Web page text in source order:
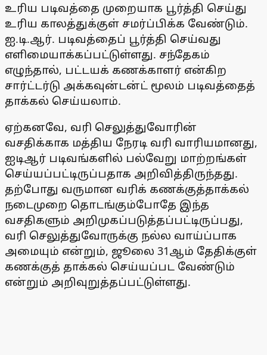
உரிய படிவத்தை முறையாக பூர்த்தி செய்து
உரிய காலத்துக்குள் சமர்ப்பிக்க வேண்டும்.
ஐ.டி.ஆர். படிவத்தைப் பூர்த்தி செய்வது
எளிமையாக்கப்பட்டுள்ளது. சந்தேகம்
எழுந்தால், பட்டயக் கணக்காளர் என்கிற
சார்ட்டர்டு அக்கவுன்டன்ட் மூலம் படிவத்தைத்
தாக்கல் செய்யலாம்.
ஏற்கனவே, வரி செலுத்துவோரின்
வசதிக்காக மத்திய நேரடி வரி வாரியமானது,
ஐடிஆர் படிவங்களில் பல்வேறு மாற்றங்கள்
செய்யப்பட்டிருப்பதாக அறிவித்திருந்தது.
தற்போது வருமான வரிக் கணக்குத்தாக்கல்
நடைமுறை தொடங்கும்போதே இந்த
வசதிகளும் அறிமுகப்படுத்தப்பட்டிருப்பது,
வரி செலுத்துவோருக்கு நல்ல வாய்ப்பாக
அமையும் என்றும், ஜூலை 31ஆம் தேதிக்குள்
கணக்குத் தாக்கல் செய்யப்பட வேண்டும்
என்றும் அறிவுறுத்தப்பட்டுள்ளது.